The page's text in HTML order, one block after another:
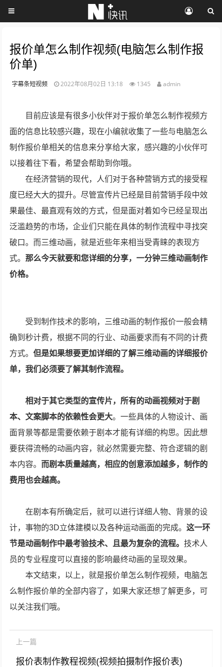
报价单怎么制作视频(电脑怎么制作报
价单)
字幕条短视频 2022年08月02日 13:18 1345 admin
目前应该是有很多小伙伴对于报价单怎么制作视频方
面的信息比较感兴趣，现在小编就收集了一些与电脑怎么
制作报价单相关的信息来分享给大家，感兴趣的小伙伴可
以接着往下看，希望会帮助到你哦。
在经济营销的现代，人们对于各种营销方式的接受程
度已经大大的提升。尽管宣传片已经是目前营销手段中效
果最佳、最直观有效的方式，但是面对着如今已经呈现出
泛滥趋势的市场，企业们只能在具体的制作流程中寻找突
破口。而三维动画，就是近些年来相当受青睐的表现方
式。 那么今天就要和您详细的分享，一分钟三维动画制作
价格。
受到制作技术的影响，三维动画的制作报价一般会精
确到秒计费，根据不同的行业、动画要求而有不同的计费
方式。但是如果想要更加详细的了解三维动画的详细报价
单，我们必须要了解其制作流程。
相对于其它类型的宣传片，所有的动画视频对于剧
本、文案脚本的依赖性会更大。一些具体的人物设计、画
面背景等都是需要依赖于剧本才能有详细的构思。因此想
要获得流畅的动画内容，就必然需要完整、符合逻辑的剧
本内容。 而剧本质量越高，相应的创意添加越多，制作的
费用也会越高。
在剧本有所确定后，就可以进行详细人物、背景的设
计，事物的3D立体建模以及各种运动画面的完成。这一环
节是动画制作中最考验技术、且最为复杂的流程。技术人
员的专业程度可以直接的影响最终动画的呈现效果。
本文结束，以上，就是报价单怎么制作视频，电脑怎
么制作报价单的全部内容了，如果大家还想了解更多，可
以关注我们哦。
上一篇
报价表制作教程视频(视频拍摄制作报价表)